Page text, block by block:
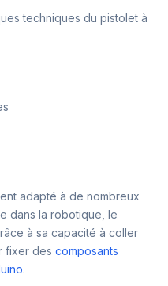
techniques du pistolet à
adapté à de nombreux
dans la robotique, le
à sa capacité à coller
fixer des composants
.